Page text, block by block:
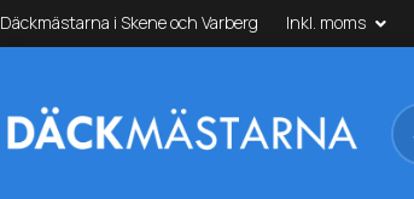
Däckmästarna i Skene och Varberg Inkl. moms